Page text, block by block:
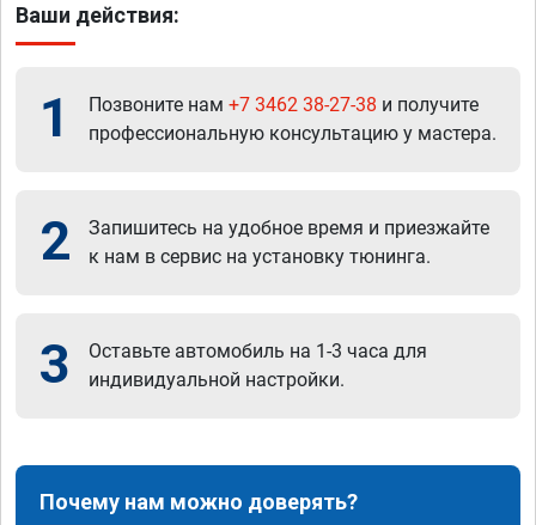
Ваши действия:
1 Позвоните нам +7 3462 38-27-38 и получите
профессиональную консультацию у мастера.
2
Запишитесь на удобное время и приезжайте
к нам в сервис на установку тюнинга.
3
Оставьте автомобиль на 1-3 часа для
индивидуальной настройки.
Почему нам можно доверять?